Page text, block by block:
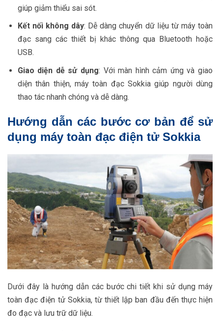
giúp giảm thiểu sai sót.
Kết nối không dây: Dễ dàng chuyển dữ liệu từ máy toàn
đạc sang các thiết bị khác thông qua Bluetooth hoặc
USB.
Giao diện dễ sử dụng: Với màn hình cảm ứng và giao
diện thân thiện, máy toàn đạc Sokkia giúp người dùng
thao tác nhanh chóng và dễ dàng.
Hướng dẫn các bước cơ bản để sử
dụng máy toàn đạc điện tử Sokkia
Dưới đây là hướng dẫn các bước chi tiết khi sử dụng máy
toàn đạc điện tử Sokkia, từ thiết lập ban đầu đến thực hiện
đo đạc và lưu trữ dữ liệu.